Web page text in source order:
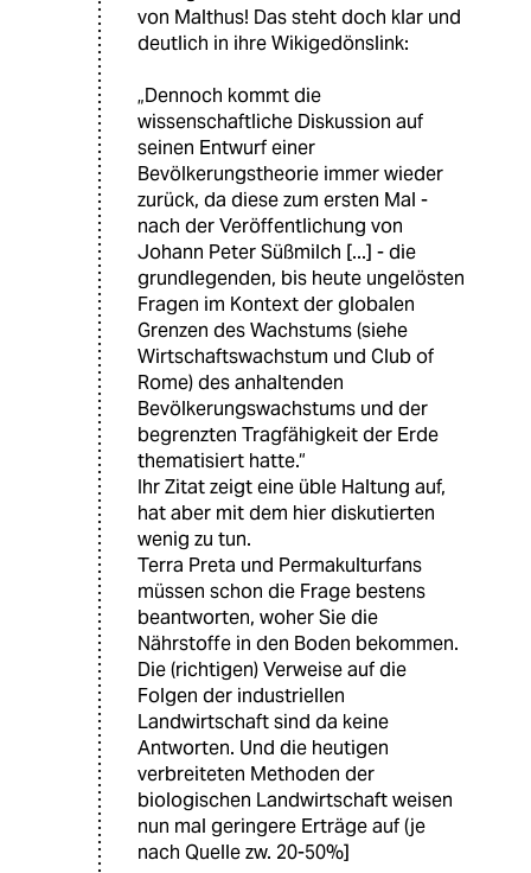
von Malthus! Das steht doch klar und
deutlich in ihre Wikigedönslink:
„Dennoch kommt die
wissenschaftliche Diskussion auf
seinen Entwurf einer
Bevölkerungstheorie immer wieder
zurück, da diese zum ersten Mal -
nach der Veröffentlichung von
Johann Peter Süßmilch [...] - die
grundlegenden, bis heute ungelösten
Fragen im Kontext der globalen
Grenzen des Wachstums (siehe
Wirtschaftswachstum und Club of
Rome) des anhaltenden
Bevölkerungswachstums und der
begrenzten Tragfähigkeit der Erde
thematisiert hatte.“
Ihr Zitat zeigt eine üble Haltung auf,
hat aber mit dem hier diskutierten
wenig zu tun.
Terra Preta und Permakulturfans
müssen schon die Frage bestens
beantworten, woher Sie die
Nährstoffe in den Boden bekommen.
Die (richtigen) Verweise auf die
Folgen der industriellen
Landwirtschaft sind da keine
Antworten. Und die heutigen
verbreiteten Methoden der
biologischen Landwirtschaft weisen
nun mal geringere Erträge auf (je
nach Quelle zw. 20-50%]